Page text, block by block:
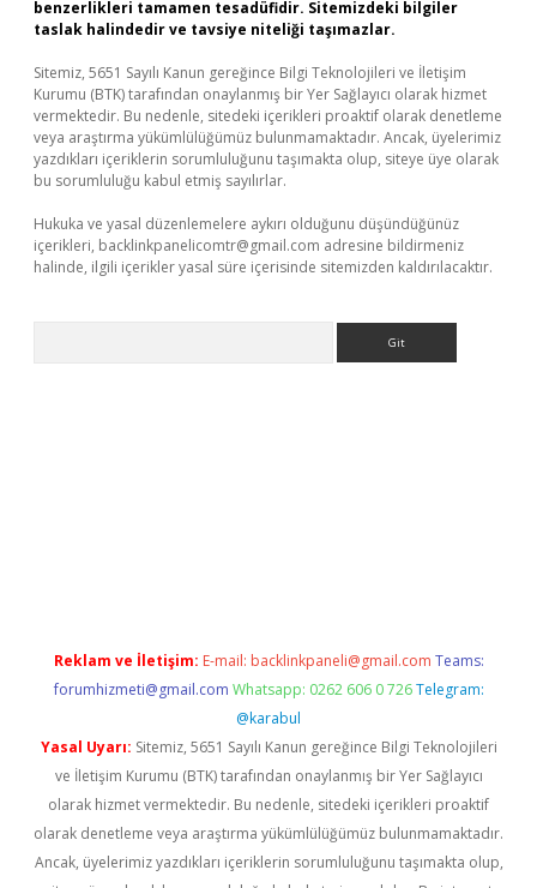
benzerlikleri tamamen tesadüfidir. Sitemizdeki bilgiler
taslak halindedir ve tavsiye niteliği taşımazlar.
Sitemiz, 5651 Sayılı Kanun gereğince Bilgi Teknolojileri ve İletişim
Kurumu (BTK) tarafından onaylanmış bir Yer Sağlayıcı olarak hizmet
vermektedir. Bu nedenle, sitedeki içerikleri proaktif olarak denetleme
veya araştırma yükümlülüğümüz bulunmamaktadır. Ancak, üyelerimiz
yazdıkları içeriklerin sorumluluğunu taşımakta olup, siteye üye olarak
bu sorumluluğu kabul etmiş sayılırlar.
Hukuka ve yasal düzenlemelere aykırı olduğunu düşündüğünüz
içerikleri, backlinkpanelicomtr@gmail.com adresine bildirmeniz
halinde, ilgili içerikler yasal süre içerisinde sitemizden kaldırılacaktır.
Reklam ve İletişim: E-mail: backlinkpaneli@gmail.com Teams:
forumhizmeti@gmail.com Whatsapp: 0262 606 0 726 Telegram:
@karabul
Yasal Uyarı: Sitemiz, 5651 Sayılı Kanun gereğince Bilgi Teknolojileri
ve İletişim Kurumu (BTK) tarafından onaylanmış bir Yer Sağlayıcı
olarak hizmet vermektedir. Bu nedenle, sitedeki içerikleri proaktif
olarak denetleme veya araştırma yükümlülüğümüz bulunmamaktadır.
Ancak, üyelerimiz yazdıkları içeriklerin sorumluluğunu taşımakta olup,